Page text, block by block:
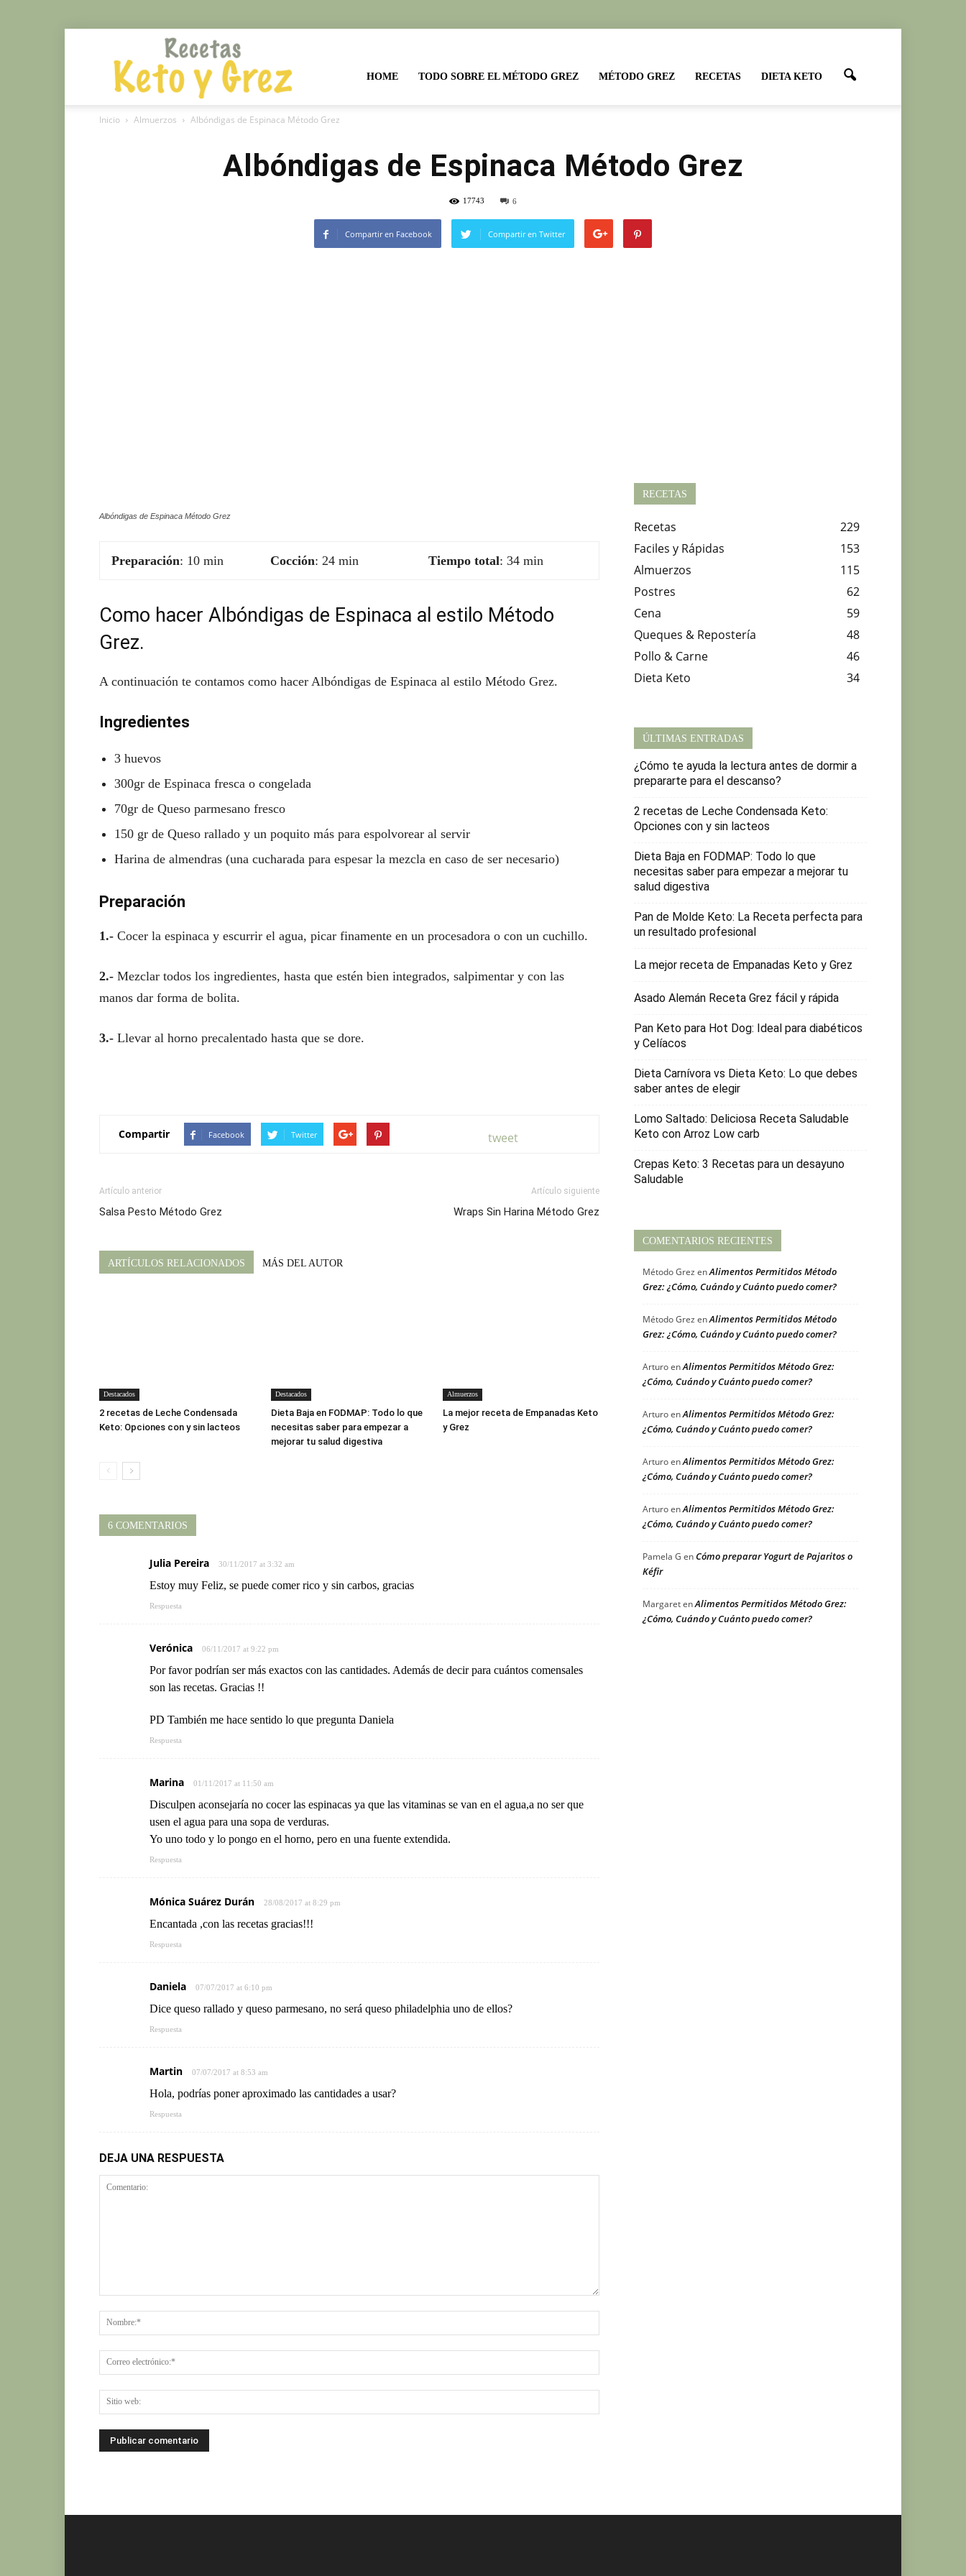
Grez
HOME TODO SOBRE EL MÉTODO GREZ MÉTODO GREZ RECETAS DIETA KETO
Inicio Almuerzos Albóndigas de Espinaca Método Grez
Albóndigas de Espinaca Método Grez
17743 6
Compartir en Facebook Compartir en Twitter
Albóndigas de Espinaca Método Grez
Preparación: 10 min Cocción: 24 min Tiempo total: 34 min
Como hacer Albóndigas de Espinaca al estilo Método
Grez.
A continuación te contamos como hacer Albóndigas de Espinaca al estilo Método Grez.
Ingredientes
3 huevos
300gr de Espinaca fresca o congelada
70gr de Queso parmesano fresco
150 gr de Queso rallado y un poquito más para espolvorear al servir
Harina de almendras (una cucharada para espesar la mezcla en caso de ser necesario)
Preparación
1.- Cocer la espinaca y escurrir el agua, picar finamente en un procesadora o con un cuchillo.
2.- Mezclar todos los ingredientes, hasta que estén bien integrados, salpimentar y con las
manos dar forma de bolita.
3.- Llevar al horno precalentado hasta que se dore.
Compartir Facebook Twitter tweet
Artículo anterior
Salsa Pesto Método Grez
Artículo siguiente
Wraps Sin Harina Método Grez
ARTÍCULOS RELACIONADOS MÁS DEL AUTOR
Destacados
2 recetas de Leche Condensada
Keto: Opciones con y sin lacteos
Destacados
Dieta Baja en FODMAP: Todo lo que
necesitas saber para empezar a
mejorar tu salud digestiva
Almuerzos
La mejor receta de Empanadas Keto
y Grez
6 COMENTARIOS
Julia Pereira 30/11/2017 at 3:32 am
Estoy muy Feliz, se puede comer rico y sin carbos, gracias
Respuesta
Verónica 06/11/2017 at 9:22 pm
Por favor podrían ser más exactos con las cantidades. Además de decir para cuántos comensales
son las recetas. Gracias !!
PD También me hace sentido lo que pregunta Daniela
Respuesta
Marina 01/11/2017 at 11:50 am
Disculpen aconsejaría no cocer las espinacas ya que las vitaminas se van en el agua,a no ser que
usen el agua para una sopa de verduras.
Yo uno todo y lo pongo en el horno, pero en una fuente extendida.
Respuesta
Mónica Suárez Durán 28/08/2017 at 8:29 pm
Encantada ,con las recetas gracias!!!
Respuesta
Daniela 07/07/2017 at 6:10 pm
Dice queso rallado y queso parmesano, no será queso philadelphia uno de ellos?
Respuesta
Martin 07/07/2017 at 8:53 am
Hola, podrías poner aproximado las cantidades a usar?
Respuesta
DEJA UNA RESPUESTA
RECETAS
Recetas
229
Faciles y Rápidas
153
Almuerzos
115
Postres
62
Cena
59
Queques & Repostería
48
Pollo & Carne
46
Dieta Keto
34
ÚLTIMAS ENTRADAS
¿Cómo te ayuda la lectura antes de dormir a
prepararte para el descanso?
2 recetas de Leche Condensada Keto:
Opciones con y sin lacteos
Dieta Baja en FODMAP: Todo lo que
necesitas saber para empezar a mejorar tu
salud digestiva
Pan de Molde Keto: La Receta perfecta para
un resultado profesional
La mejor receta de Empanadas Keto y Grez
Asado Alemán Receta Grez fácil y rápida
Pan Keto para Hot Dog: Ideal para diabéticos
y Celíacos
Dieta Carnívora vs Dieta Keto: Lo que debes
saber antes de elegir
Lomo Saltado: Deliciosa Receta Saludable
Keto con Arroz Low carb
Crepas Keto: 3 Recetas para un desayuno
Saludable
COMENTARIOS RECIENTES
Método Grez enAlimentos Permitidos Método
Grez: ¿Cómo, Cuándo y Cuánto puedo comer?
Método Grez enAlimentos Permitidos Método
Grez: ¿Cómo, Cuándo y Cuánto puedo comer?
ArturoenAlimentos Permitidos Método Grez:
¿Cómo, Cuándo y Cuánto puedo comer?
ArturoenAlimentos Permitidos Método Grez:
¿Cómo, Cuándo y Cuánto puedo comer?
ArturoenAlimentos Permitidos Método Grez:
¿Cómo, Cuándo y Cuánto puedo comer?
ArturoenAlimentos Permitidos Método Grez:
¿Cómo, Cuándo y Cuánto puedo comer?
Pamela G enCómo preparar Yogurt de Pajaritos o
Kéfir
MargaretenAlimentos Permitidos Método Grez:
¿Cómo, Cuándo y Cuánto puedo comer?